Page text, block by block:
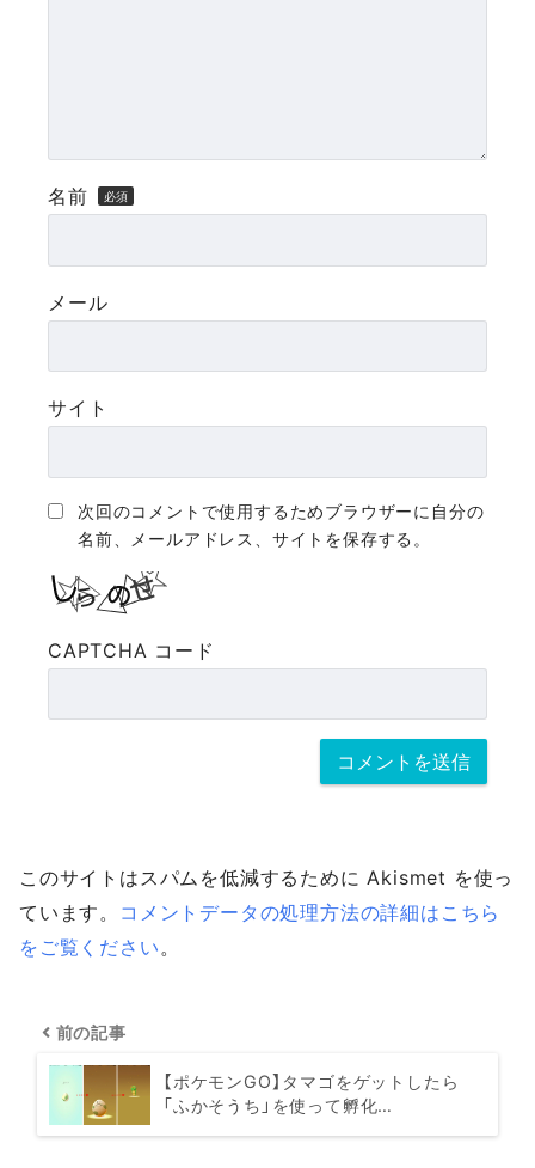
名前
メール
サイト
次回のコメントで使用するためブラウザーに自分の
名前、メールアドレス、サイトを保存する。
CAPTCHA コード
このサイトはスパムを低減するために Akismet を使っ
ています。 コメントデータの処理方法の詳細はこちら
をご覧ください。
前の記事
【ポケモンGO】タマゴをゲットしたら
「ふかそうち」を使って孵化…